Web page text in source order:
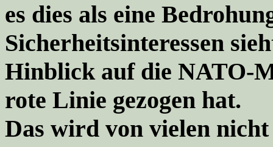
es dies als eine
Sicherheitsinteressen
Hinblick auf die NATO-
rote Linie gezogen hat.
Das wird von vielen